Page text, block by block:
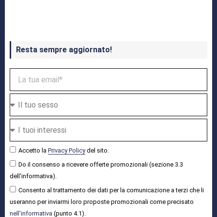
Resta sempre aggiornato!
Accetto la Privacy Policydel sito.
Do il consenso a ricevere offerte promozionali (sezione 3.3
dell'informativa).
Consento al trattamento dei dati per la comunicazione a terzi che li
useranno per inviarmi loro proposte promozionali come precisato
nell'informativa (punto 4.1).